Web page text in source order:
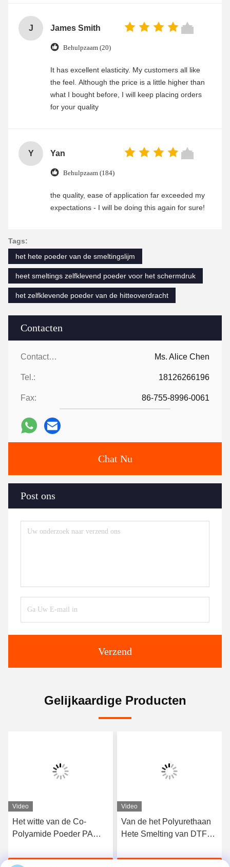
Contacten
Contacten: Ms. Alice Chen
Tel.: 18126266196
Fax: 86-755-8996-0061
Chat Nu
Post ons
Verzend
J James Smith
Behulpzaam (20)
It has excellent elasticity. My customers all like
the feel. Although the price is a little higher than
what I bought before, I will keep placing orders
for your quality
Y Yan
Behulpzaam (184)
the quality, ease of application far exceeded my
expectations - I will be doing this again for sure!
Tags:
het hete poeder van de smeltingslijm
heet smeltings zelfklevend poeder voor het schermdruk
het zelfklevende poeder van de hitteoverdracht
Gelijkaardige Producten
Van de het Polyurethaan
Hete Smelting van DTF
Zelfklevende Poeder voor
Zwart van het de
Harspolyurethaan van
Heet de Smeltings